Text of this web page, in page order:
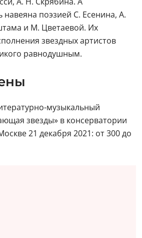
навеяна поэзией С. Есенина, А.
и М. Цветаевой. Их
звездных артистов
равнодушным.
музыкальный
звезды» в консерватории
21 декабря 2021: от 300 до